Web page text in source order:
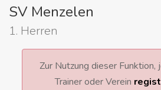
SV Menzelen
1. Herren
Zur Nutzung dieser Funktion,
Trainer oder Verein